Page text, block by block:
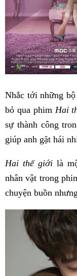
Nhắc tới những
bỏ qua phim Hai
sự thành công
giúp anh gặt hái
Hai thế giới là
nhân vật trong
chuyện buồn